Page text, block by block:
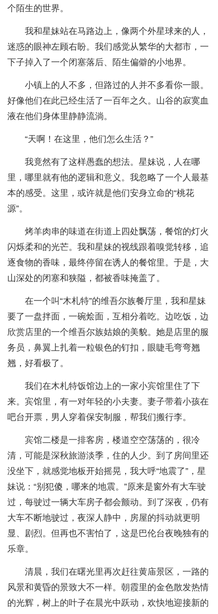
个陌生的世界。
我和星妹站在马路边上，像两个外星球来的人，
迷惑的眼神左顾右盼。我们感觉从繁华的大都市，一
下子掉入了一个闭塞落后、陌生偏僻的小地界。
小镇上的人不多，但路过的人并不多看你一眼。
好像他们在此已经生活了一百年之久。山谷的寂寞血
液在他们身体里静静流淌。
“天啊！在这里，他们怎么生活？”
我竟然有了这样愚蠢的想法。星妹说，人在哪
里，哪里就有他的逻辑和意义。我忽略了一个人最基
本的感受。这里，或许就是他们安身立命的“桃花
源”。
烤羊肉串的味道在街道上四处飘荡，餐馆的灯火
闪烁柔和的光芒。我和星妹的视线跟着嗅觉转移，追
逐食物的香味，最终停留在诱人的餐馆里。于是，大
山深处的闭塞和狭隘，都被香味掩盖了。
在一个叫“木札特”的维吾尔族餐厅里，我和星妹
要了一盘拌面，一碗烩面，互相分着吃。边吃饭，边
欣赏店里的一个维吾尔族姑娘的美貌。她是店里的服
务员，鼻翼上扎着一粒银色的钉扣，眼睫毛弯弯翘
翘，好看极了。
我们在木札特饭馆边上的一家小宾馆里住了下
来。宾馆里，有一对年轻的小夫妻。妻子带着小孩在
吧台开票，男人穿着保安制服，帮我们搬行李。
宾馆二楼是一排客房，楼道空空荡荡的，很冷
清，可能是深秋旅游淡季，住的人少。到了房间里还
没坐下，就感觉地板开始摇晃，我大呼“地震了”，星
妹说：“别犯傻，哪来的地震。”原来是窗外有大车驶
过，每驶过一辆大车房子都会颤动。到了深夜，仍有
大车不断地驶过，夜深人静中，房屋的抖动就更明
显、剧烈。但再也不害怕了，这是巴伦台夜晚独有的
乐章。
清晨，我们在曙光里再次赶往黄庙景区，一路的
风景和黄昏的景致大不一样。朝霞里的金色散发热情
的光辉，树上的叶子在晨光中跃动，欢快地迎接新的